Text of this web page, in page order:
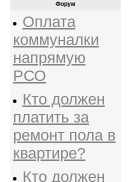
Форум
Оплата
коммуналки
напрямую
РСО
Кто должен
платить за
ремонт пола в
квартире?
Кто должен